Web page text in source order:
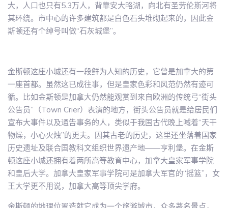
大，人口也只有5.3万人，背靠安大略湖，向北有圣劳伦斯河将
其环绕。市中心的许多建筑都是白色石头堆砌起来的，因此金
斯顿还有个绰号叫做“石灰城堡”。
金斯顿这座小城还有一段鲜为人知的历史，它曾是加拿大的第
一座首都。虽然这已成往事，但是皇家色彩和风范仍然有迹可
循。比如金斯顿是加拿大仍然能观赏到来自欧洲的传统弓“街头
公告员”（Town Crier）表演的地方，街头公告员就是给居民们
宣布大事件以及通告事务的人，类似于我国古代晚上喊着“天干
物燥，小心火烛”的更夫。因其古老的历史，这里还坐落着国家
历史遗址及联合国教科文组织世界遗产地——亨利堡。在金斯
顿这座小城还拥有着两所高等教育中心，加拿大皇家军事学院
和皇后大学。加拿大皇家军事学院可是加拿大军官的“摇篮”，女
王大学更不用说，加拿大高等顶尖学府。